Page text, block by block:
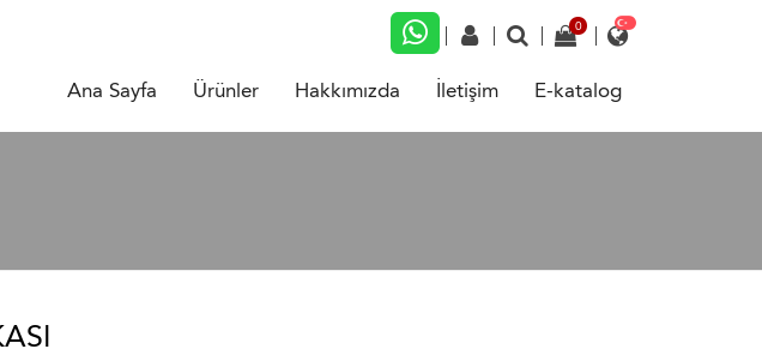
Ana Sayfa Ürünler Hakkımızda İletişim E-katalog